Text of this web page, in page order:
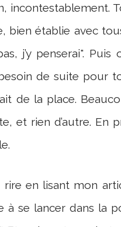
incontestablement.
bien établie avec
j’y penserai". Puis
de suite pour
de la place.
et rien d’autre. En
en lisant mon
à se lancer dans la